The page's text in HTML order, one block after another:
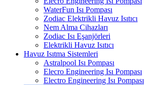
WaterFun Isı Pompası
Zodiac Elektrikli Havuz Isıtıcı
Nem Alma Cihazları
Zodiac Isı Eşanjörleri
Elektrikli Havuz Isıtıcı
Havuz Isıtma Sistemleri
Astralpool Isı Pompası
Elecro Engineering Isı Pompası
Electro Engineering Isı Pompası